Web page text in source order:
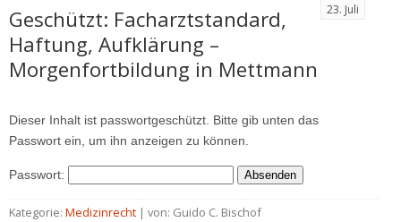
23. Juli
Geschützt: Facharztstandard,
Haftung, Aufklärung –
Morgenfortbildung in Mettmann
Dieser Inhalt ist passwortgeschützt. Bitte gib unten das
Passwort ein, um ihn anzeigen zu können.
Passwort:
Kategorie: Medizinrecht | von: Guido C. Bischof